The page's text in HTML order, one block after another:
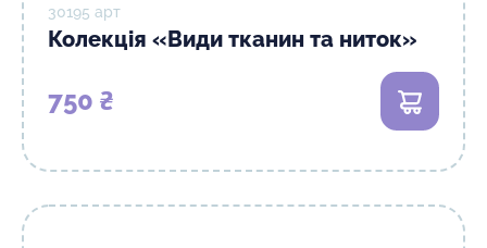
30195 арт
Колекція «Види тканин та ниток»
750 ₴